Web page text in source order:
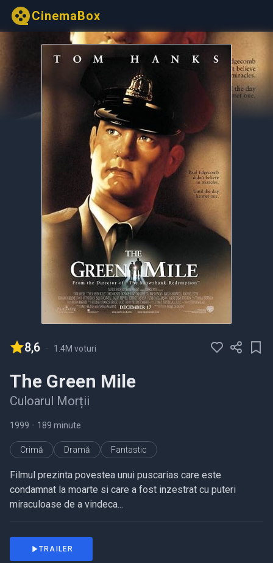
CinemaBox
8,6 - 1.4M voturi
The Green Mile
Culoarul Morții
1999 • 189 minute
Crimă Dramă Fantastic
Filmul prezinta povestea unui puscarias care este
condamnat la moarte si care a fost inzestrat cu puteri
miraculoase de a vindeca...
TRAILER